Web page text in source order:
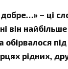
– ці
він
рідних,